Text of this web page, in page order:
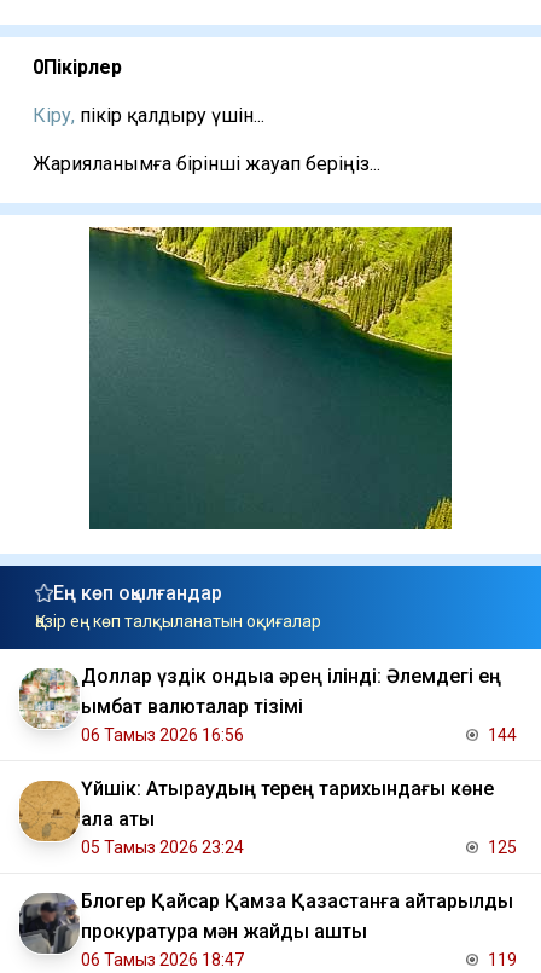
0Пікірлер
Кіру, пікір қалдыру үшін...
Жарияланымға бірінші жауап беріңіз...
Ең көп оқылғандар
Қазір ең көп талқыланатын оқиғалар
Доллар үздік ондыққа әрең ілінді: Әлемдегі ең
қымбат валюталар тізімі
06 Тамыз 2026 16:56 144
Үйшік: Атыраудың терең тарихындағы көне
қала аты
05 Тамыз 2026 23:24 125
Блогер Қайсар Қамза Қазақстанға қайтарылды
прокуратура мән жайды ашты
06 Тамыз 2026 18:47 119